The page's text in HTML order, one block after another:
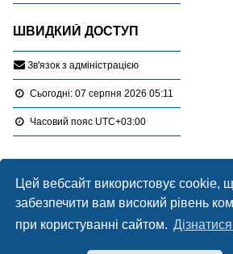
Цей вебсайт використовує cookie,
забезпечити вам високий рівень
при користуванні сайтом.
ШВИДКИЙ ДОСТУП
Зв'язок з адміністрацією
Сьогодні: 07 серпня 2026 05:11
Часовий пояс UTC+03:00
Земельні торги(аукціони)
Працює наphpBB® Forum Software © phpBB